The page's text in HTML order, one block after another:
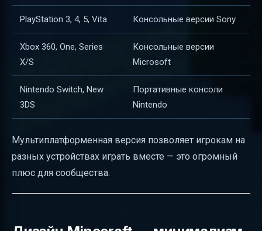
PlayStation 3, 4, 5, Vita Консольные версии Sony
Xbox 360, One, Series
X/S
Консольные версии
Microsoft
Nintendo Switch, New
3DS
Портативные консоли
Nintendo
Мультиплатформенная версия позволяет игрокам на
разных устройствах играть вместе — это огромный
плюс для сообщества.